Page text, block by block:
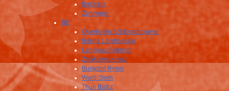
Bollwerk
Zähringer
BE
Oberhofen Schlossdrogerie
Brienz Landmesser
Langnau Bahnhof
Zollikofen Kreuz
Burgdorf Ryser
Worb Stern
Thun Bälliz